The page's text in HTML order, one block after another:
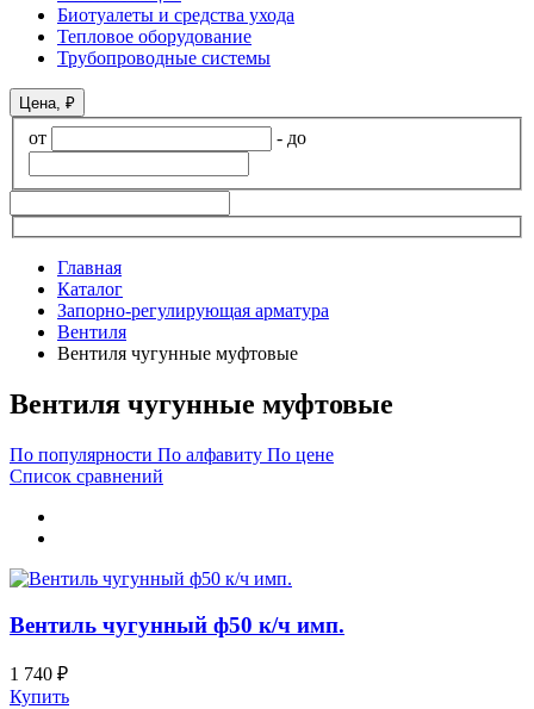
Биотуалеты и средства ухода
Тепловое оборудование
Трубопроводные системы
Цена, ₽
от - до
Главная
Каталог
Запорно-регулирующая арматура
Вентиля
Вентиля чугунные муфтовые
Вентиля чугунные муфтовые
По популярности По алфавиту По цене
Список сравнений
Вентиль чугунный ф50 к/ч имп.
1 740 ₽
Купить